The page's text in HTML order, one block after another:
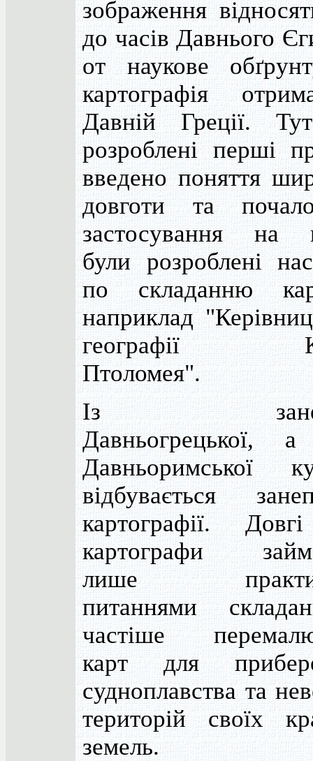
зображення
до часів Давнього
от наукове
картографія
Давній Греції.
розроблені перші
введено поняття
довготи та
застосування на
були розроблені
по складанню
наприклад
географії
Птоломея".
Із
Давньогрецької,
Давньоримської
відбувається
картографії.
картографи
лише
питаннями
частіше
карт для
судноплавства та
територій своїх
земель.